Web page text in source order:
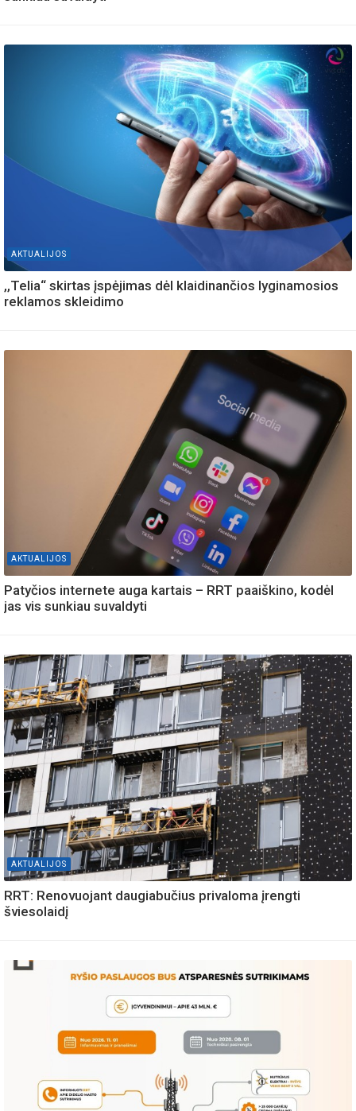
AKTUALIJOS
,,Telia“ skirtas įspėjimas dėl klaidinančios lyginamosios
reklamos skleidimo
AKTUALIJOS
Patyčios internete auga kartais – RRT paaiškino, kodėl
jas vis sunkiau suvaldyti
AKTUALIJOS
RRT: Renovuojant daugiabučius privaloma įrengti
šviesolaidį